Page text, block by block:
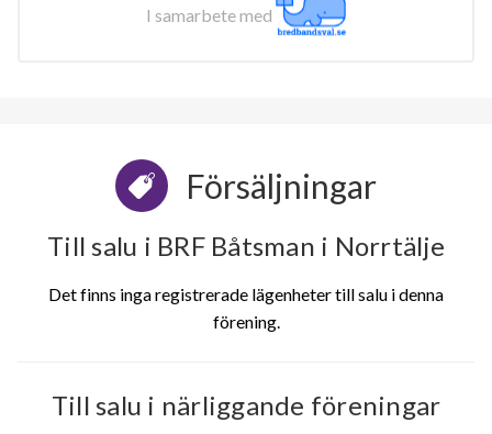
I samarbete med
Försäljningar
Till salu i BRF Båtsman i Norrtälje
Det finns inga registrerade lägenheter till salu i denna
förening.
Till salu i närliggande föreningar